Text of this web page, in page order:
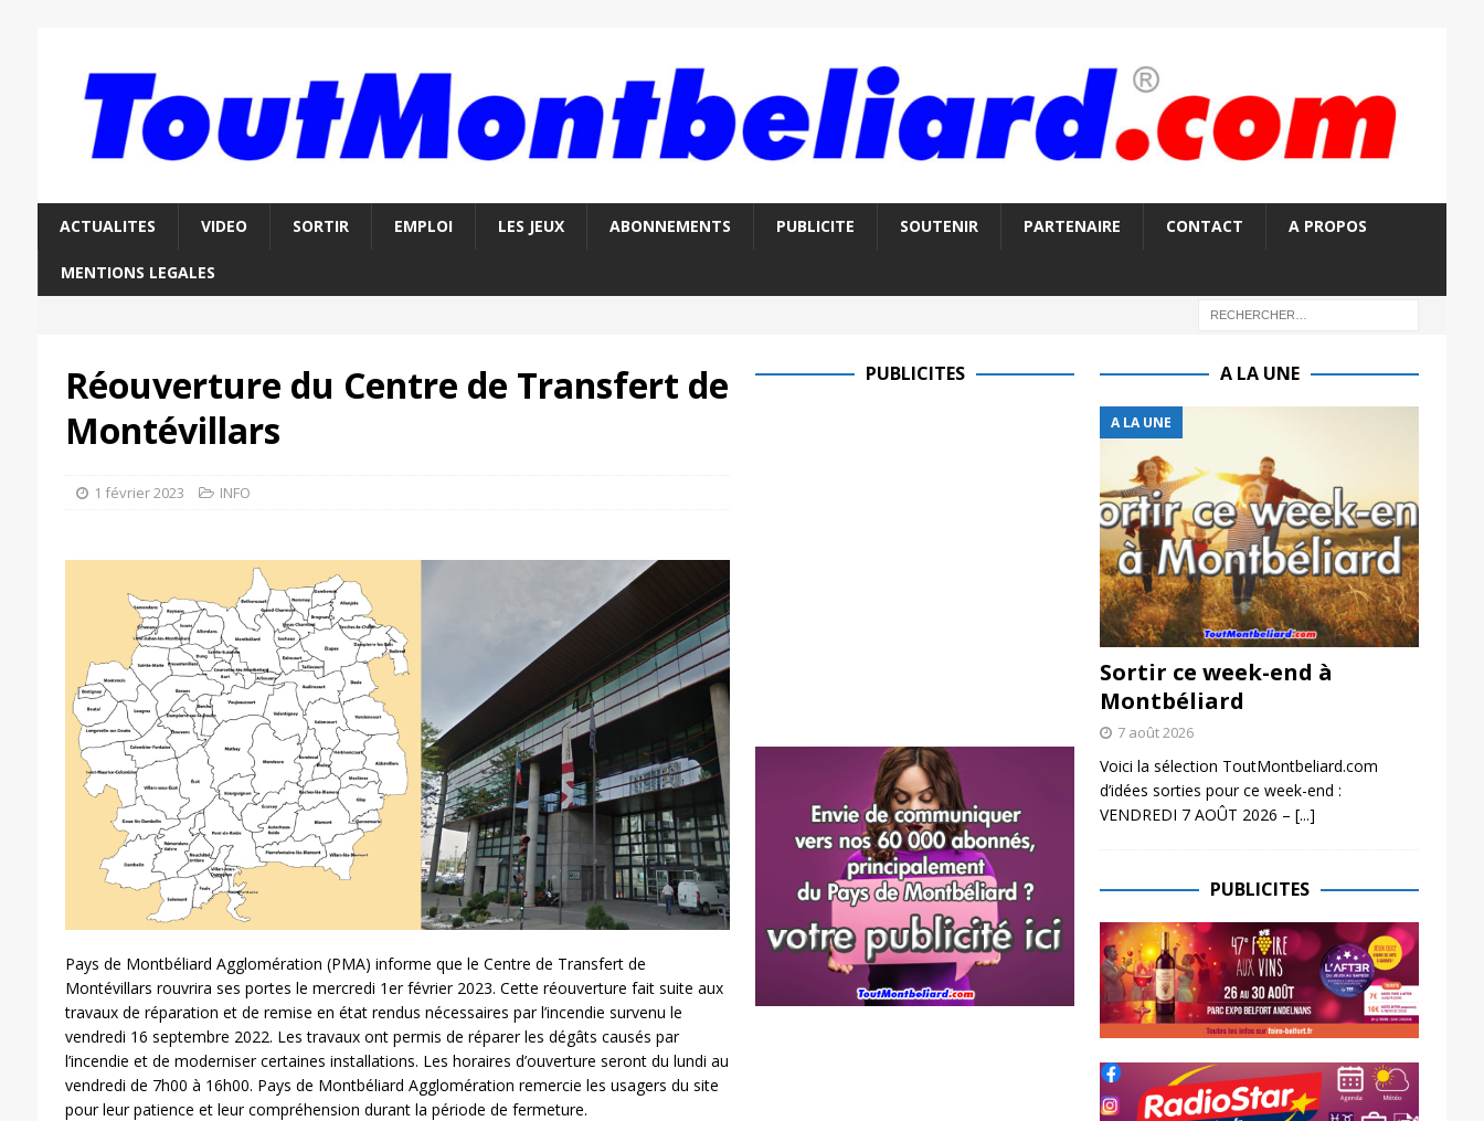
ACTUALITES VIDEO SORTIR EMPLOI LES JEUX ABONNEMENTS PUBLICITE SOUTENIR PARTENAIRE CONTACT A PROPOS
MENTIONS LEGALES
Réouverture du Centre de Transfert de
Montévillars
1 février 2023 INFO
Pays de Montbéliard Agglomération (PMA) informe que le Centre de Transfert de
Montévillars rouvrira ses portes le mercredi 1er février 2023. Cette réouverture fait suite aux
travaux de réparation et de remise en état rendus nécessaires par l’incendie survenu le
vendredi 16 septembre 2022. Les travaux ont permis de réparer les dégâts causés par
l’incendie et de moderniser certaines installations. Les horaires d’ouverture seront du lundi au
vendredi de 7h00 à 16h00. Pays de Montbéliard Agglomération remercie les usagers du site
pour leur patience et leur compréhension durant la période de fermeture.
PUBLICITES A LA UNE
A LA UNE
Sortir ce week-end à
Montbéliard
7 août 2026
Voici la sélection ToutMontbeliard.com
d’idées sorties pour ce week-end :
VENDREDI 7 AOÛT 2026 – [...]
PUBLICITES